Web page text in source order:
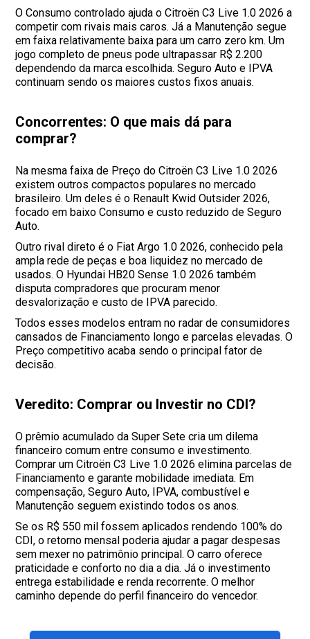
O Consumo controlado ajuda o Citroën C3 Live 1.0 2026 a
competir com rivais mais caros. Já a Manutenção segue
em faixa relativamente baixa para um carro zero km. Um
jogo completo de pneus pode ultrapassar R$ 2.200
dependendo da marca escolhida. Seguro Auto e IPVA
continuam sendo os maiores custos fixos anuais.
Concorrentes: O que mais dá para
comprar?
Na mesma faixa de Preço do Citroën C3 Live 1.0 2026
existem outros compactos populares no mercado
brasileiro. Um deles é o Renault Kwid Outsider 2026,
focado em baixo Consumo e custo reduzido de Seguro
Auto.
Outro rival direto é o Fiat Argo 1.0 2026, conhecido pela
ampla rede de peças e boa liquidez no mercado de
usados. O Hyundai HB20 Sense 1.0 2026 também
disputa compradores que procuram menor
desvalorização e custo de IPVA parecido.
Todos esses modelos entram no radar de consumidores
cansados de Financiamento longo e parcelas elevadas. O
Preço competitivo acaba sendo o principal fator de
decisão.
Veredito: Comprar ou Investir no CDI?
O prêmio acumulado da Super Sete cria um dilema
financeiro comum entre consumo e investimento.
Comprar um Citroën C3 Live 1.0 2026 elimina parcelas de
Financiamento e garante mobilidade imediata. Em
compensação, Seguro Auto, IPVA, combustível e
Manutenção seguem existindo todos os anos.
Se os R$ 550 mil fossem aplicados rendendo 100% do
CDI, o retorno mensal poderia ajudar a pagar despesas
sem mexer no patrimônio principal. O carro oferece
praticidade e conforto no dia a dia. Já o investimento
entrega estabilidade e renda recorrente. O melhor
caminho depende do perfil financeiro do vencedor.